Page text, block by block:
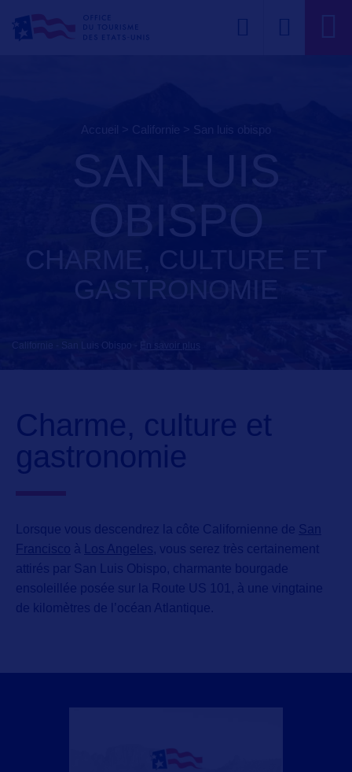
Accueil > Californie > san luis obispo
SAN LUIS
OBISPO
CHARME, CULTURE ET
GASTRONOMIE
Californie - San Luis Obispo
Charme, culture et
gastronomie
Lorsque vous descendrez la côte Californienne de San
Francisco à Los Angeles, vous serez très certainement
attirés par San Luis Obispo, charmante bourgade
ensoleillée posée sur la Route US 101, à une vingtaine
de kilomètres de l’océan Atlantique.